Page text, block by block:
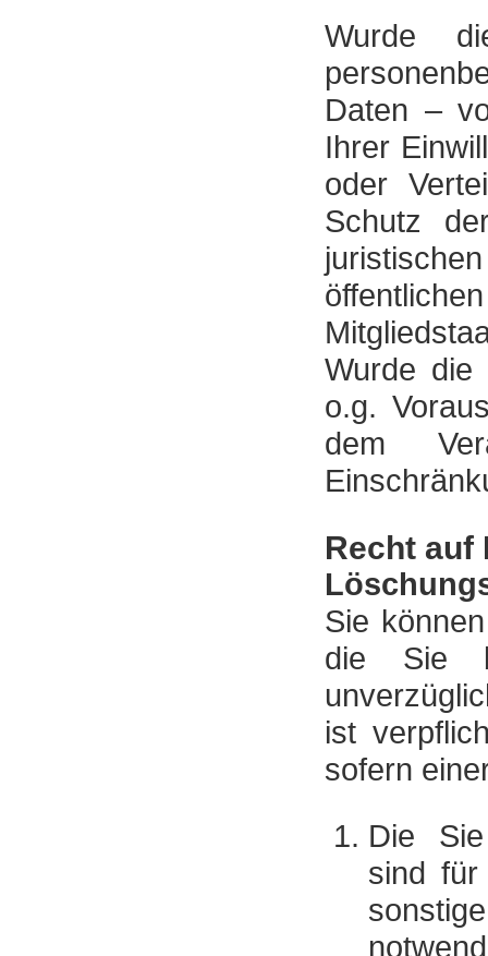
Wurde
Daten –
Ihrer
oder
Schutz
Wurde die
o.g.
dem
Recht auf
Sie
die Sie
ist
sofern
Die
sind